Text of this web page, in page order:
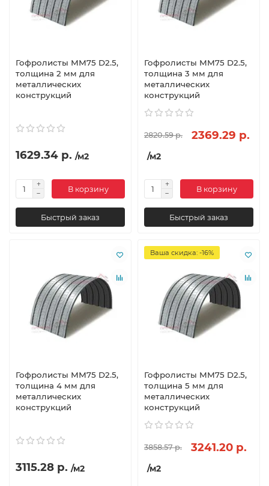
Гофролисты ММ75 D2.5,
толщина 2 мм для
металлических
конструкций
1629.34 р. /м2
В корзину
Быстрый заказ
Гофролисты ММ75 D2.5,
толщина 3 мм для
металлических
конструкций
2820.59 р. 2369.29 р.
/м2
В корзину
Быстрый заказ
Гофролисты ММ75 D2.5,
толщина 4 мм для
металлических
конструкций
3115.28 р. /м2
Ваша скидка: -16%
Гофролисты ММ75 D2.5,
толщина 5 мм для
металлических
конструкций
3858.57 р. 3241.20 р.
/м2